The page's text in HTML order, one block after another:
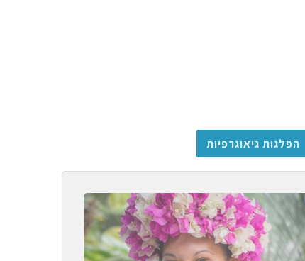
הפלגות גיאוגרפיות